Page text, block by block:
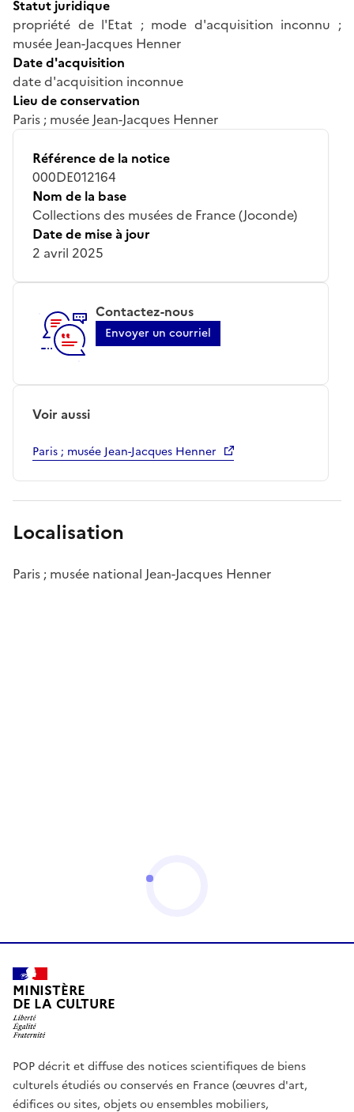
Statut juridique
propriété de l'Etat ; mode d'acquisition inconnu ;
musée Jean-Jacques Henner
Date d'acquisition
date d'acquisition inconnue
Lieu de conservation
Paris ; musée Jean-Jacques Henner
Référence de la notice
000DE012164
Nom de la base
Collections des musées de France (Joconde)
Date de mise à jour
2 avril 2025
Contactez-nous
Envoyer un courriel
Voir aussi
Paris ; musée Jean-Jacques Henner
Localisation
Paris ; musée national Jean-Jacques Henner
MINISTÈRE
DE LA CULTURE
POP décrit et diffuse des notices scientifiques de biens
culturels étudiés ou conservés en France (œuvres d'art,
édifices ou sites, objets ou ensembles mobiliers,